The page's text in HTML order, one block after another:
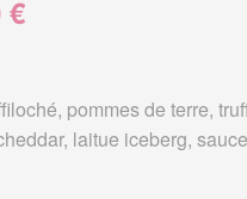
€
pommes de terre,
laitue iceberg,